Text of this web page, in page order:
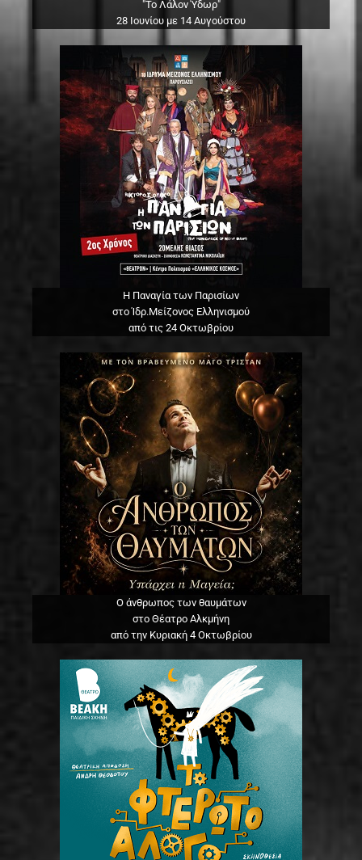
"Το Λάλον Ύδωρ"
28 Ιουνίου με 14 Αυγούστου
Η Παναγία των Παρισίων
στο Ίδρ.Μείζονος Ελληνισμού
από τις 24 Οκτωβρίου
Ο άνθρωπος των θαυμάτων
στο Θέατρο Αλκμήνη
από την Κυριακή 4 Οκτωβρίου